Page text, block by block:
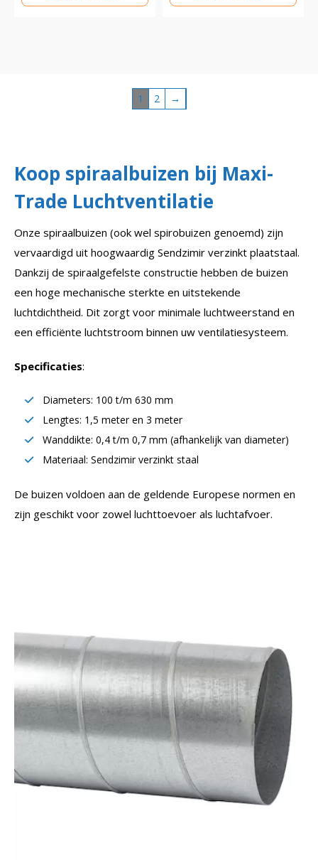
1 2 →
Koop spiraalbuizen bij Maxi-
Trade Luchtventilatie
Onze spiraalbuizen (ook wel spirobuizen genoemd) zijn
vervaardigd uit hoogwaardig Sendzimir verzinkt plaatstaal.
Dankzij de spiraalgefelste constructie hebben de buizen
een hoge mechanische sterkte en uitstekende
luchtdichtheid. Dit zorgt voor minimale luchtweerstand en
een efficiënte luchtstroom binnen uw ventilatiesysteem.
Specificaties:
Diameters: 100 t/m 630 mm
Lengtes: 1,5 meter en 3 meter
Wanddikte: 0,4 t/m 0,7 mm (afhankelijk van diameter)
Materiaal: Sendzimir verzinkt staal
De buizen voldoen aan de geldende Europese normen en
zijn geschikt voor zowel luchttoevoer als luchtafvoer.